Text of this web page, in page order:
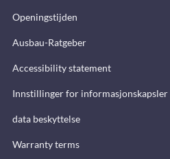
Openingstijden
Ausbau-Ratgeber
Accessibility statement
Innstillinger for informasjonskapsler
data beskyttelse
Warranty terms